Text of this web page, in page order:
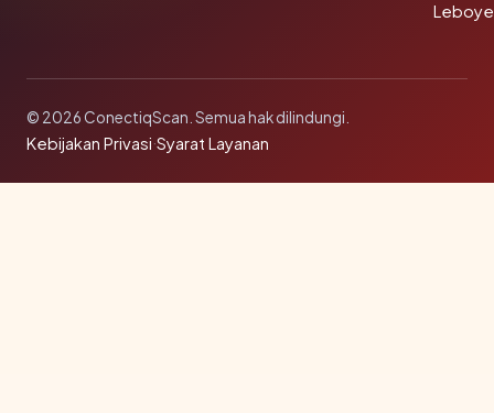
© 2026 ConectiqScan. Semua hak dilindungi.
Kebijakan Privasi·Syarat Layanan